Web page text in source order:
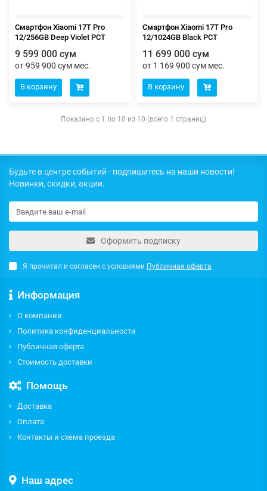
Смартфон Xiaomi 17T Pro
12/256GB Deep Violet РСТ
9 599 000 сум
от 959 900 сум мес.
В корзину
Смартфон Xiaomi 17T Pro
12/1024GB Black РСТ
11 699 000 сум
от 1 169 900 сум мес.
В корзину
Показано с 1 по 10 из 10 (всего 1 страниц)
Будьте в центре событий - подпишитесь на наши новости!
Новинки, скидки, акции.
Оформить подписку
Я прочитал и согласен с условиями Публичная оферта
Информация
О компании
Политика конфиденциальности
Публичная оферта
Стоимость доставки
Помощь
Доставка
Оплата
Контакты и схема проезда
Наш адрес